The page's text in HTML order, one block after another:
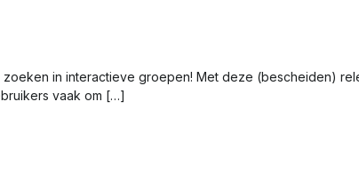
zoeken in interactieve groepen! Met deze (bescheiden)
vaak om […]